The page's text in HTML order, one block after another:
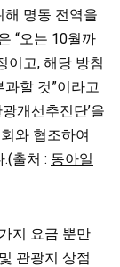
해 명동 전역을
“오는 10월까
이고, 해당 방침
할 것”이라고
개선추진단’을
와 협조하여
출처 : 동아일
지 요금 뿐만
관광지 상점